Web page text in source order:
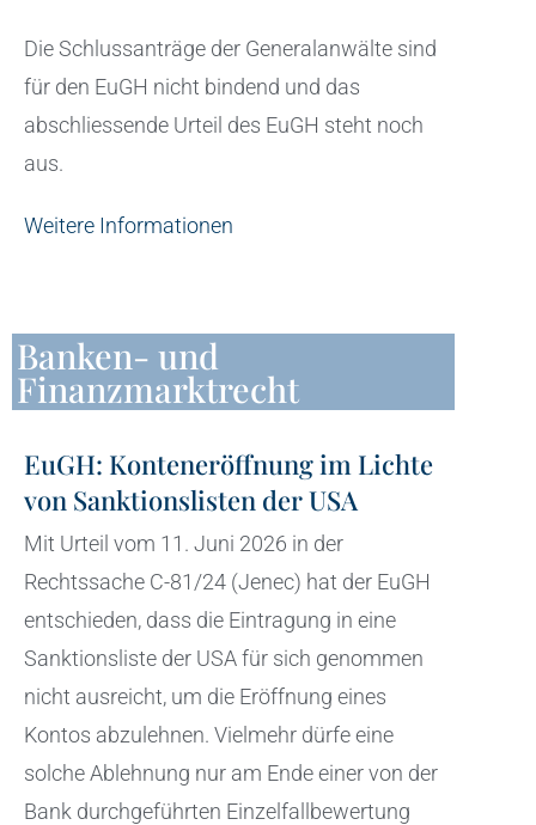
Die Schlussanträge der Generalanwälte sind
für den EuGH nicht bindend und das
abschliessende Urteil des EuGH steht noch
aus.
Weitere Informationen
Banken- und
Finanzmarktrecht
EuGH: Konteneröffnung im Lichte
von Sanktionslisten der USA
Mit Urteil vom 11. Juni 2026 in der
Rechtssache C-81/24 (Jenec) hat der EuGH
entschieden, dass die Eintragung in eine
Sanktionsliste der USA für sich genommen
nicht ausreicht, um die Eröffnung eines
Kontos abzulehnen. Vielmehr dürfe eine
solche Ablehnung nur am Ende einer von der
Bank durchgeführten Einzelfallbewertung